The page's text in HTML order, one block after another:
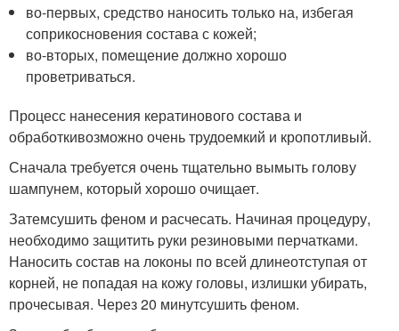
во-первых, средство наносить только на, избегая
соприкосновения состава с кожей;
во-вторых, помещение должно хорошо
проветриваться.
Процесс нанесения кератинового состава и
обработкивозможно очень трудоемкий и кропотливый.
Сначала требуется очень тщательно вымыть голову
шампунем, который хорошо очищает.
Затемсушить феном и расчесать. Начиная процедуру,
необходимо защитить руки резиновыми перчатками.
Наносить состав на локоны по всей длинеотступая от
корней, не попадая на кожу головы, излишки убирать,
прочесывая. Через 20 минутсушить феном.